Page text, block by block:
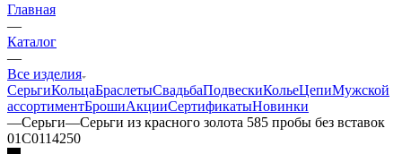
Главная
—
Каталог
—
Все изделия
СерьгиКольцаБраслетыСвадьбаПодвескиКольеЦепиМужской
ассортиментБрошиАкцииСертификатыНовинки
—Серьги—Серьги из красного золота 585 пробы без вставок
01С0114250